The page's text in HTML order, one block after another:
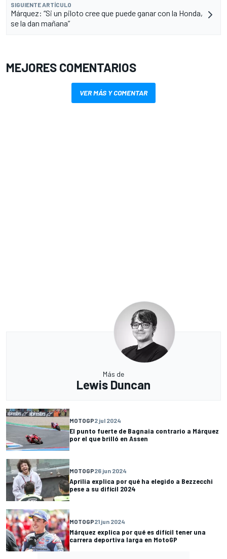
SIGUIENTE ARTÍCULO
Márquez: “Si un piloto cree que puede ganar con la Honda,
se la dan mañana”
MEJORES COMENTARIOS
VER MÁS Y COMENTAR
Más de
Lewis Duncan
MOTOGP2 jul 2024
El punto fuerte de Bagnaia contrario a Márquez
por el que brilló en Assen
MOTOGP26 jun 2024
Aprilia explica por qué ha elegido a Bezzecchi
pese a su difícil 2024
MOTOGP21 jun 2024
Márquez explica por qué es difícil tener una
carrera deportiva larga en MotoGP